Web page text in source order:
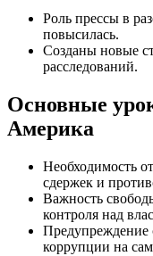
Роль прессы в
повысилась.
Созданы новые
расследований.
Основные
Америка
Необходимость
сдержек и
Важность
контроля над
Предупреждение
коррупции на